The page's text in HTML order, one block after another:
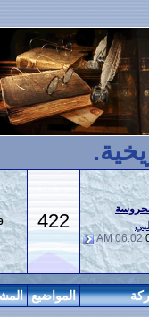
769
المشاركات المراقبين